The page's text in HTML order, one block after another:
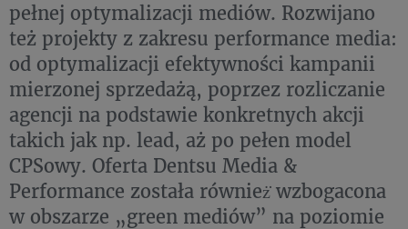
pełnej optymalizacji mediów. Rozwijano
też projekty z zakresu performance media:
od optymalizacji efektywności kampanii
mierzonej sprzedażą, poprzez rozliczanie
agencji na podstawie konkretnych akcji
takich jak np. lead, aż po pełen model
CPSowy. Oferta Dentsu Media &
Performance została również̇ wzbogacona
w obszarze „green mediów” na poziomie